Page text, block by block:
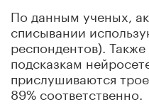
По данным ученых,
списывании
респондентов).
подсказкам
прислушиваются
89% соответственно.